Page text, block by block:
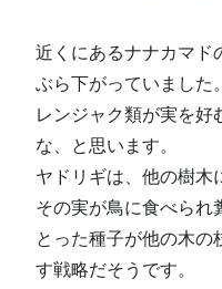
近くにあるナナカマド
ぶら下がっていました。
レンジャク類が実を
な、と思います。
ヤドリギは、他の樹木
その実が鳥に食べられ
とった種子が他の木
す戦略だそうです。